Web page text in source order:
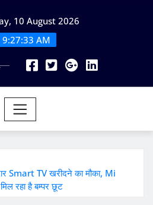
10 August 2026
9:27:34 AM
Smart TV खरीदने का मौका, Mi
रहा है बम्पर छूट